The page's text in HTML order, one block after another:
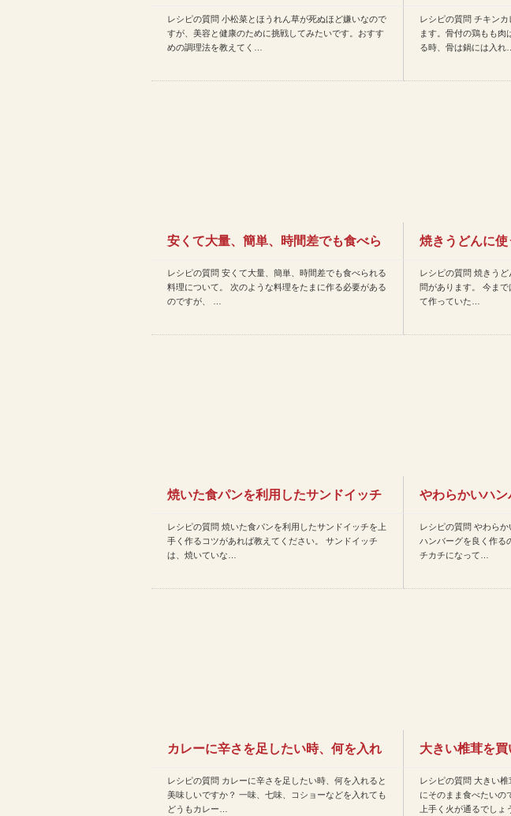
のですが、美容と健康のため…
レシピの質問 小松菜とほうれん草が死ぬほど嫌いなので
すが、美容と健康のために挑戦してみたいです。おすす
めの調理法を教えてく…
思います。骨
レシピの質問 チキン
ます。骨付の鶏もも肉
る時、骨は鍋には入れ…
安くて大量、簡単、時間差でも食べら
れる料理について。
レシピの質問 安くて大量、簡単、時間差でも食べられる
料理について。 次のような料理をたまに作る必要がある
のですが、 …
焼きうどんに
て質問があり
レシピの質問 焼きう
問があります。 今ま
て作っていた…
焼いた食パンを利用したサンドイッチ
を上手く作るコツがあれば教…
レシピの質問 焼いた食パンを利用したサンドイッチを上
手く作るコツがあれば教えてください。 サンドイッチ
は、焼いていな…
やわらかいハ
て
レシピの質問 やわら
ハンバーグを良く作る
チカチになって…
カレーに辛さを足したい時、何を入れ
ると美味しいですか？
レシピの質問 カレーに辛さを足したい時、何を入れると
美味しいですか？ 一味、七味、コショーなどを入れても
どうもカレー…
大きい椎茸を
ずにそのまま
レシピの質問 大きい
にそのまま食べたいの
上手く火が通るでしょ